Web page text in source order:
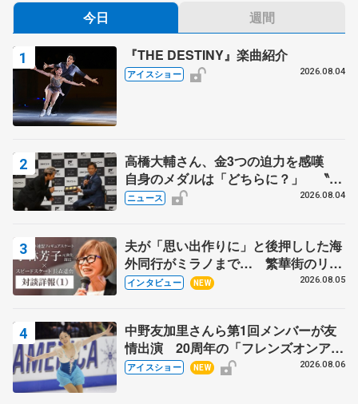
今日 週間
『THE DESTINY』楽曲紹介
アイスショー 2026.08.04
高橋大輔さん、金3つの迫力を感嘆
自身のメダルは「どちらに？」 〝リ
ス兄弟〟オリンピック3連覇の野村忠
ニュース 2026.08.04
夫が「思い出作りに」と後押しした海
外同行がミラノまで… 繁華街のリン
クでは不良のお兄さんも味方に 小林
インタビュー NEW 2026.08.05
中野友加里さんら第1回メンバーが友
情出演 20周年の「フレンズオンアイ
ス」 宮本賢二さん、有川梨絵さん、
アイスショー NEW 2026.08.06